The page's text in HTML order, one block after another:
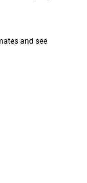
and see